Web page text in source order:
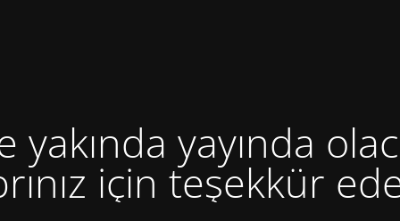
yakında yayında
için teşekkür